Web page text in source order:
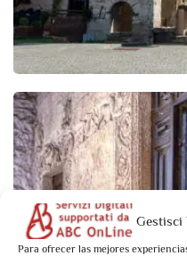
Gestisci
Para ofrecer las mejores